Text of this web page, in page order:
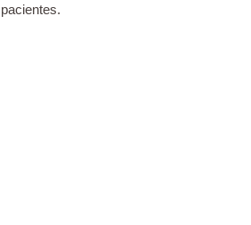
pacientes.